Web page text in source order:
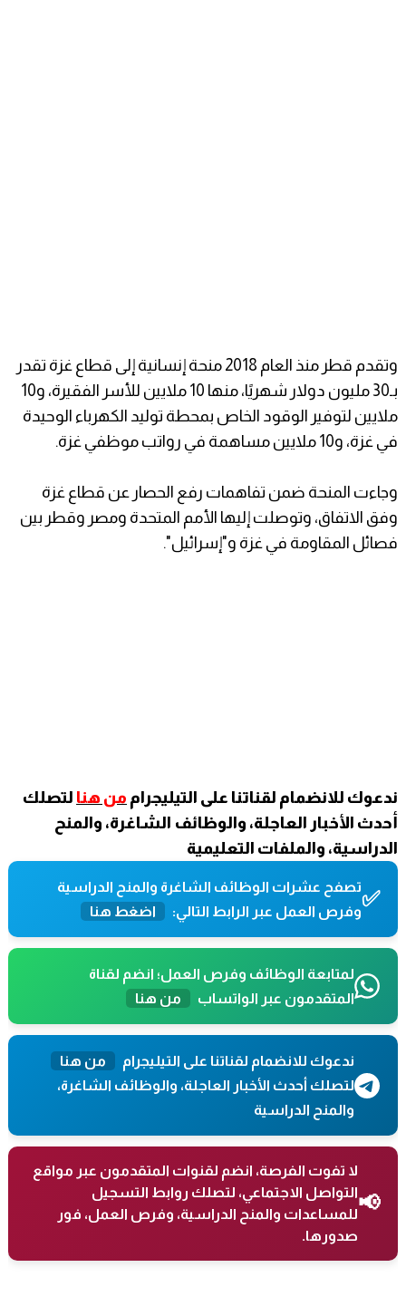
وتقدم قطر منذ العام 2018 منحة إنسانية إلى قطاع غزة تقدر
بـ30 مليون دولار شهريًا، منها 10 ملايين للأسر الفقيرة، و10
ملايين لتوفير الوقود الخاص بمحطة توليد الكهرباء الوحيدة
في غزة، و10 ملايين مساهمة في رواتب موظفي غزة.
وجاءت المنحة ضمن تفاهمات رفع الحصار عن قطاع غزة
وفق الاتفاق، وتوصلت إليها الأمم المتحدة ومصر وقطر بين
فصائل المقاومة في غزة و"إسرائيل".
ندعوك للانضمام لقناتنا على التيليجرام من هنا لتصلك
أحدث الأخبار العاجلة، والوظائف الشاغرة، والمنح
الدراسية، والملفات التعليمية
✅تصفح عشرات الوظائف الشاغرة والمنح الدراسية
وفرص العمل عبر الرابط التالي:
اضغط هنا
لمتابعة الوظائف وفرص العمل؛ انضم لقناة
المتقدمون عبر الواتساب
من هنا
ندعوك للانضمام لقناتنا على التيليجرام
من هنا
لتصلك أحدث الأخبار العاجلة، والوظائف الشاغرة،
والمنح الدراسية
📢
لا تفوت الفرصة، انضم لقنوات المتقدمون عبر مواقع
التواصل الاجتماعي، لتصلك روابط التسجيل
للمساعدات والمنح الدراسية، وفرص العمل، فور
صدورها.